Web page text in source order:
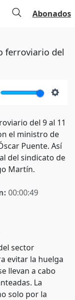
Abonados
ferroviario del
del 9 al 11
el ministro de
Puente. Así
del sindicato de
Martín.
00:00:49
sector
evitar la huelga
llevan a cabo
La
solo por la